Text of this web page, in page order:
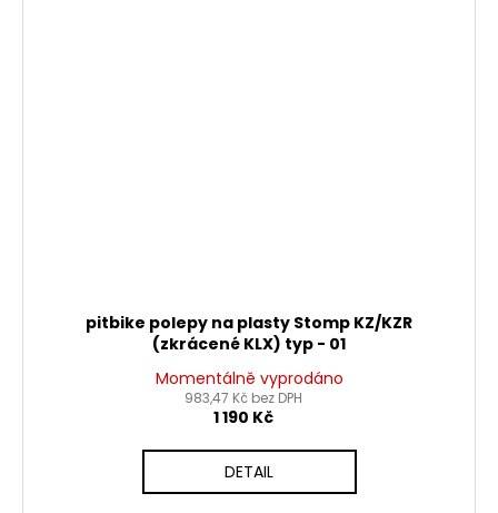
pitbike polepy na plasty Stomp KZ/KZR
(zkrácené KLX) typ - 01
Momentálně vyprodáno
983,47 Kč bez DPH
1 190 Kč
DETAIL